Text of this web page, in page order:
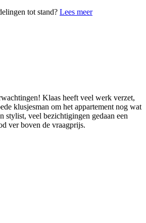
tot stand? Lees meer
Klaas heeft veel werk verzet,
klusjesman om het appartement nog wat
stylist, veel bezichtigingen gedaan een
ver boven de vraagprijs.